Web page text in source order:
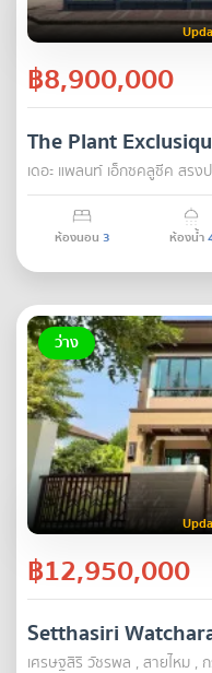
฿8,900,000
The Plant
เดอะ แพลนท์ เอ็กซคลูซีค สรง
ห้องนอน 3 ห้องน้ำ
ว่าง
฿12,950,000
Setthasiri
เศรษฐสิริ วัชรพล , สายไหม ,